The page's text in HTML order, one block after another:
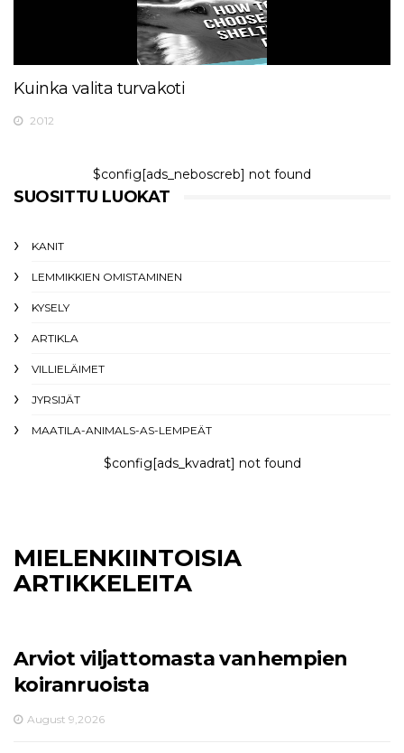
Kuinka valita turvakoti
2012
$config[ads_neboscreb] not found
SUOSITTU LUOKAT
KANIT
LEMMIKKIEN OMISTAMINEN
KYSELY
ARTIKLA
VILLIELÄIMET
JYRSIJÄT
MAATILA-ANIMALS-AS-LEMPEÄT
$config[ads_kvadrat] not found
MIELENKIINTOISIA
ARTIKKELEITA
Arviot viljattomasta vanhempien
koiranruoista
August 9,2026